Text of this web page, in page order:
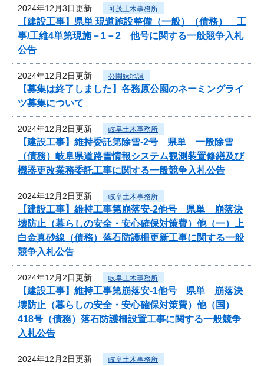
2024年12月3日更新 可茂土木事務所
【建設工事】県単 現道施設整備（一般）（債務） 工
事/工維4単第現施－1－2 他号に関する一般競争入札
公告
2024年12月2日更新 公園緑地課
【募集は終了しました】各務原公園のネーミングライ
ツ募集について
2024年12月2日更新 岐阜土木事務所
【建設工事】維持委託第除雪-2号 県単 一般除雪
（債務）岐阜県道路雪情報システム観測装置修繕及び
機器更改業務委託工事に関する一般競争入札公告
2024年12月2日更新 岐阜土木事務所
【建設工事】維持工事第崩落安-2他号 県単 崩落決
壊防止（暮らしの安全・安心確保対策費）他（一）上
白金真砂線（債務）落石防護柵更新工事に関する一般
競争入札公告
2024年12月2日更新 岐阜土木事務所
【建設工事】維持工事第崩落安-1他号 県単 崩落決
壊防止（暮らしの安全・安心確保対策費）他（国）
418号（債務）落石防護柵設置工事に関する一般競争
入札公告
2024年12月2日更新 岐阜土木事務所